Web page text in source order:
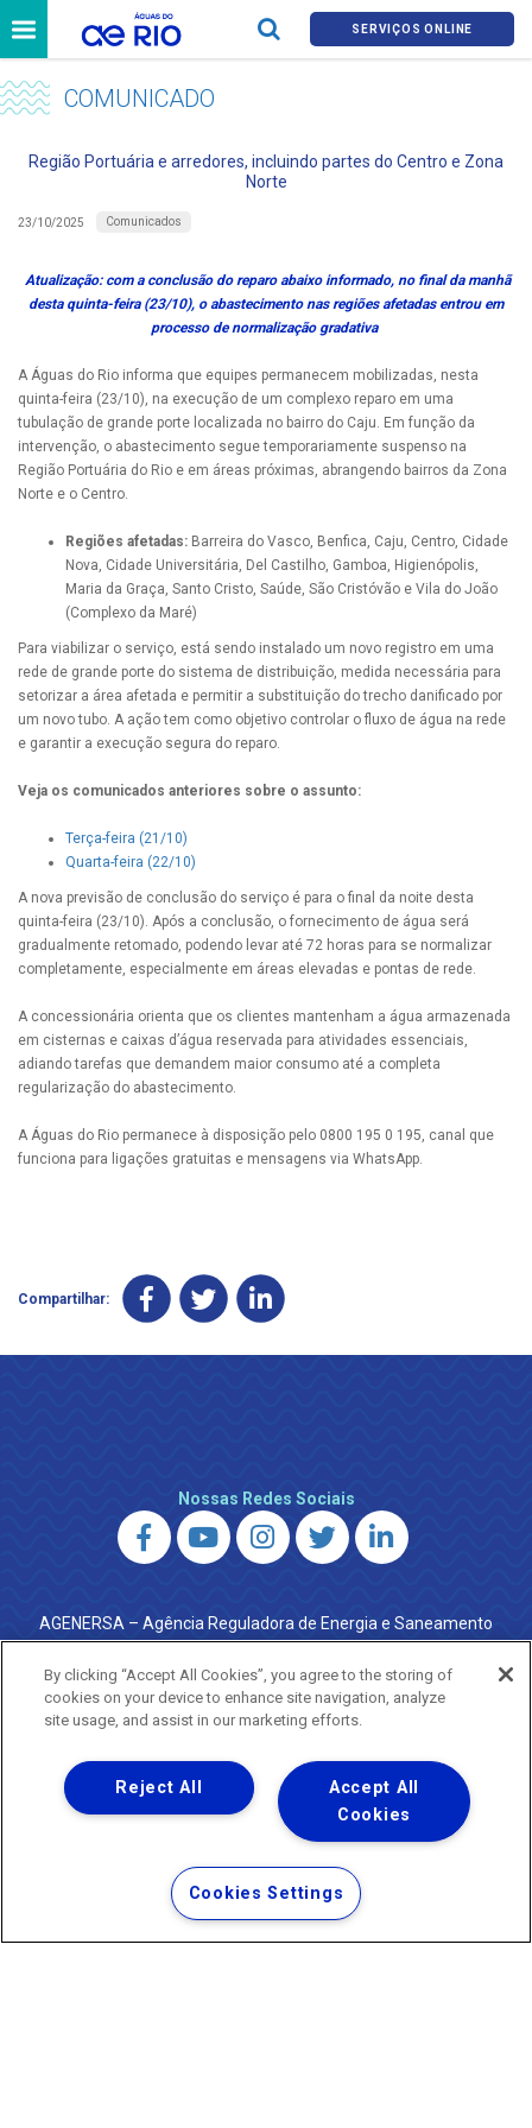
SERVIÇOS ONLINE
COMUNICADO
Região Portuária e arredores, incluindo partes do Centro e Zona
Norte
23/10/2025 Comunicados
Atualização: com a conclusão do reparo abaixo informado, no final da manhã
desta quinta-feira (23/10), o abastecimento nas regiões afetadas entrou em
processo de normalização gradativa
A Águas do Rio informa que equipes permanecem mobilizadas, nesta
quinta-feira (23/10), na execução de um complexo reparo em uma
tubulação de grande porte localizada no bairro do Caju. Em função da
intervenção, o abastecimento segue temporariamente suspenso na
Região Portuária do Rio e em áreas próximas, abrangendo bairros da Zona
Norte e o Centro.
Regiões afetadas: Barreira do Vasco, Benfica, Caju, Centro, Cidade
Nova, Cidade Universitária, Del Castilho, Gamboa, Higienópolis,
Maria da Graça, Santo Cristo, Saúde, São Cristóvão e Vila do João
(Complexo da Maré)
Para viabilizar o serviço, está sendo instalado um novo registro em uma
rede de grande porte do sistema de distribuição, medida necessária para
setorizar a área afetada e permitir a substituição do trecho danificado por
um novo tubo. A ação tem como objetivo controlar o fluxo de água na rede
e garantir a execução segura do reparo.
Veja os comunicados anteriores sobre o assunto:
Terça-feira (21/10)
Quarta-feira (22/10)
A nova previsão de conclusão do serviço é para o final da noite desta
quinta-feira (23/10). Após a conclusão, o fornecimento de água será
gradualmente retomado, podendo levar até 72 horas para se normalizar
completamente, especialmente em áreas elevadas e pontas de rede.
A concessionária orienta que os clientes mantenham a água armazenada
em cisternas e caixas d’água reservada para atividades essenciais,
adiando tarefas que demandem maior consumo até a completa
regularização do abastecimento.
A Águas do Rio permanece à disposição pelo 0800 195 0 195, canal que
funciona para ligações gratuitas e mensagens via WhatsApp.
Compartilhar:
Nossas Redes Sociais
AGENERSA – Agência Reguladora de Energia e Saneamento
do Estado do Rio de Janeiro
0800 024 9040 · (21) 2332-6457 (WhatsApp) ·
ouvidoria@agenersa.rj.gov.br/ouvidoria.agenersa@gmail.com
·http://www.agenersa.rj.gov.br
Uma empresa
Copyright ® 2026 - Todos os Direitos Reservados.
Termos Gerais de Uso de Sites e Aplicativos
Política de Privacidade e Proteção de Dados
By clicking “Accept All Cookies”, you agree to the storing of
cookies on your device to enhance site navigation, analyze
site usage, and assist in our marketing efforts.
Accept All
Cookies
Reject All
Cookies Settings